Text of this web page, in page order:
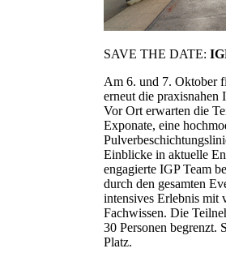
SAVE THE DATE:
Am 6. und 7. Oktober
erneut die
Vor Ort erwarten die
Exponate, eine
Einblicke in aktuelle
engagierte IGP Team
durch den gesamten
intensives Erlebnis mit
Fachwissen. Die
30 Personen begrenzt.
Platz.